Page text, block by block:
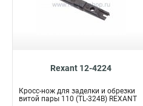
Rexant 12-4224
Кросс-нож для заделки и обрезки
витой пары 110 (TL-324B) REXANT